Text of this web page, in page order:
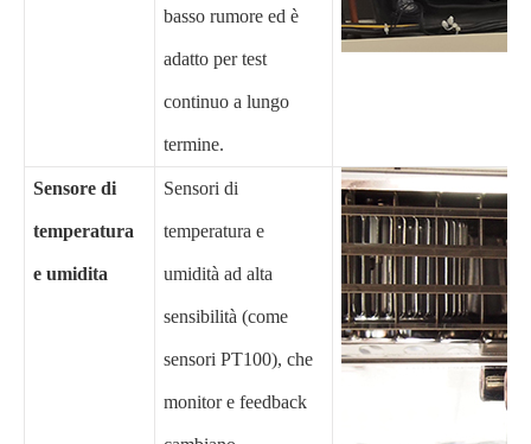
basso rumore ed è
adatto per test
continuo a lungo
termine.
Sensore di
temperatura
e umidita
Sensori di
temperatura e
umidità ad alta
sensibilità (come
sensori PT100), che
monitor e feedback